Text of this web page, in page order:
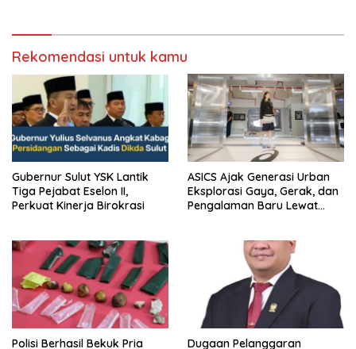
Rekomendasi untuk kamu
Gubernur Sulut YSK Lantik
Tiga Pejabat Eselon II,
Perkuat Kinerja Birokrasi
ASICS Ajak Generasi Urban
Eksplorasi Gaya, Gerak, dan
Pengalaman Baru Lewat
Polisi Berhasil Bekuk Pria
Dugaan Pelanggaran